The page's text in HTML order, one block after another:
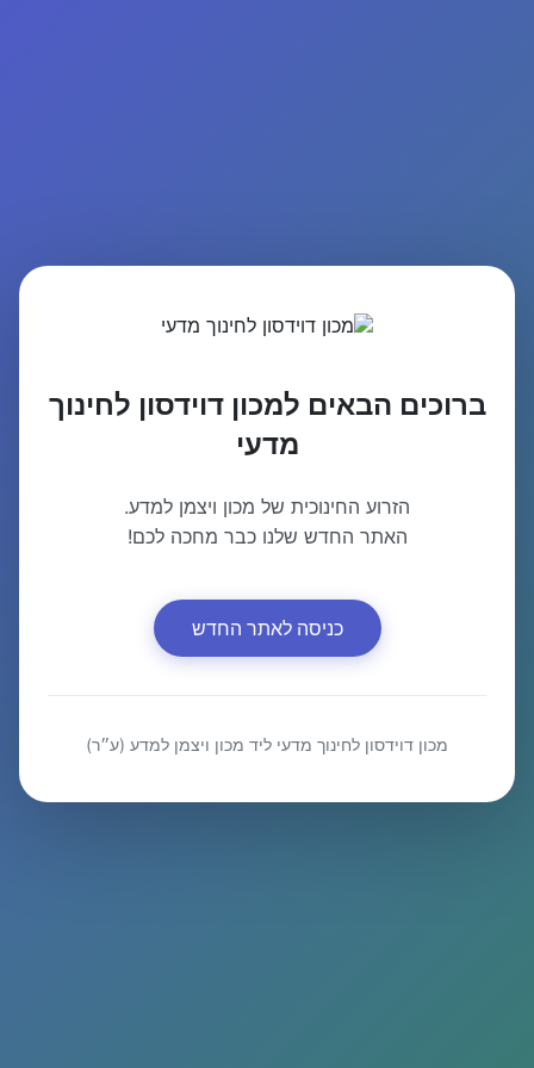
ברוכים הבאים למכון דוידסון לחינוך
מדעי
הזרוע החינוכית של מכון ויצמן למדע.
האתר החדש שלנו כבר מחכה לכם!
כניסה לאתר החדש
מכון דוידסון לחינוך מדעי ליד מכון ויצמן למדע (ע״ר)